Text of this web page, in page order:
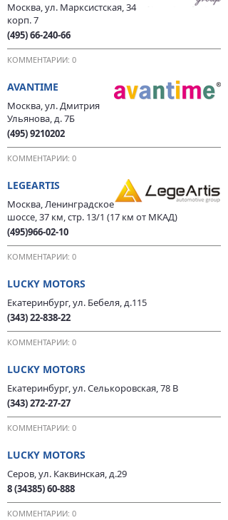
Москва, ул. Марксистская, 34
корп. 7
(495) 66-240-66
КОММЕНТАРИИ: 0
AVANTIME
Москва, ул. Дмитрия
Ульянова, д. 7Б
(495) 9210202
КОММЕНТАРИИ: 0
LEGEARTIS
Москва, Ленинградское
шоссе, 37 км, стр. 13/1 (17 км от МКАД)
(495)966-02-10
КОММЕНТАРИИ: 0
LUCKY MOTORS
Екатеринбург, ул. Бебеля, д.115
(343) 22-838-22
КОММЕНТАРИИ: 0
LUCKY MOTORS
Екатеринбург, ул. Селькоровская, 78 В
(343) 272-27-27
КОММЕНТАРИИ: 0
LUCKY MOTORS
Серов, ул. Каквинская, д.29
8 (34385) 60-888
КОММЕНТАРИИ: 0